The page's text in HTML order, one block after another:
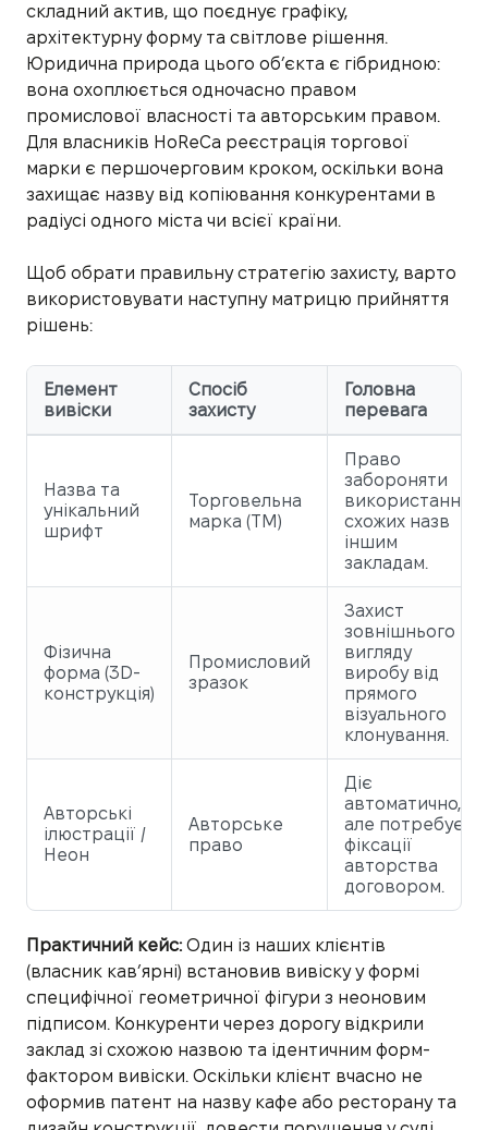
складний актив, що поєднує графіку,
архітектурну форму та світлове рішення.
Юридична природа цього об’єкта є гібридною:
вона охоплюється одночасно правом
промислової власності та авторським правом.
Для власників HoReCa реєстрація торгової
марки є першочерговим кроком, оскільки вона
захищає назву від копіювання конкурентами в
радіусі одного міста чи всієї країни.
Щоб обрати правильну стратегію захисту, варто
використовувати наступну матрицю прийняття
рішень:
Елемент
вивіски
Спосіб
захисту
Головна
перевага
Назва та
унікальний
шрифт
Торговельна
марка (ТМ)
Право
забороняти
використання
схожих назв
іншим
закладам.
Фізична
форма (3D-
конструкція)
Промисловий
зразок
Захист
зовнішнього
вигляду
виробу від
прямого
візуального
клонування.
Авторські
ілюстрації /
Неон
Авторське
право
Діє
автоматично,
але потребує
фіксації
авторства
договором.
Практичний кейс:Один із наших клієнтів
(власник кав’ярні) встановив вивіску у формі
специфічної геометричної фігури з неоновим
підписом. Конкуренти через дорогу відкрили
заклад зі схожою назвою та ідентичним форм-
фактором вивіски. Оскільки клієнт вчасно не
оформив патент на назву кафе або ресторану та